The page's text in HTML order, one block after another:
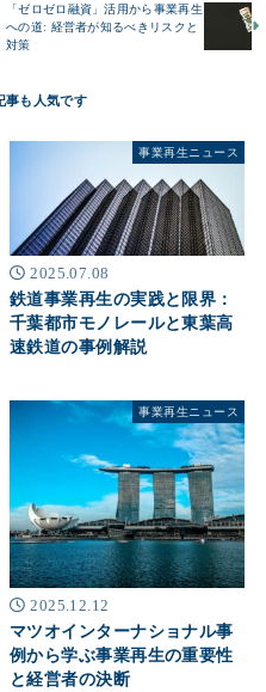
「ゼロゼロ融資」活用から事業再生
への道: 経営者が知るべきリスクと
対策
事業再生ニュース
2025.07.08
鉄道事業再生の実践と限界：
千葉都市モノレールと東葉高
速鉄道の事例解説
事業再生ニュース
2025.12.12
マツオインターナショナル事
例から学ぶ事業再生の重要性
と経営者の決断